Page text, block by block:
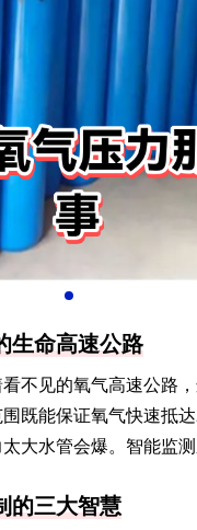
生命高速公路
不见的氧气高速公路
围既能保证氧气快速抵
大水管会爆。智能监
的三大智慧